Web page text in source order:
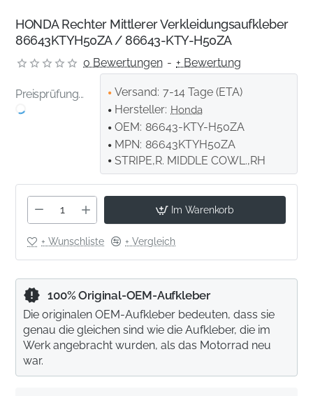
HONDA Rechter Mittlerer Verkleidungsaufkleber
86643KTYH50ZA / 86643-KTY-H50ZA
0 Bewertungen - + Bewertung
Preisprüfung... Versand: 7-14 Tage (ETA)
Hersteller: Honda
OEM: 86643-KTY-H50ZA
MPN: 86643KTYH50ZA
STRIPE,R. MIDDLE COWL.,RH
Im Warenkorb
+ Wunschliste + Vergleich
100% Original-OEM-Aufkleber
Die originalen OEM-Aufkleber bedeuten, dass sie
genau die gleichen sind wie die Aufkleber, die im
Werk angebracht wurden, als das Motorrad neu
war.